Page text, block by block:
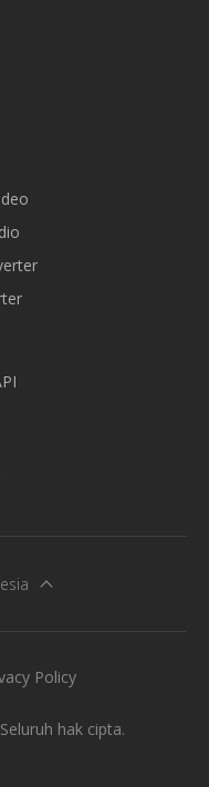
hak cipta.
Policy